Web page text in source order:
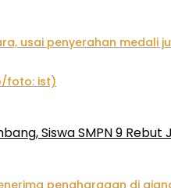
Siswa SMPN 9